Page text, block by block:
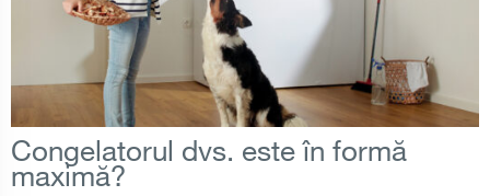
Congelatorul dvs. este în formă
maximă?